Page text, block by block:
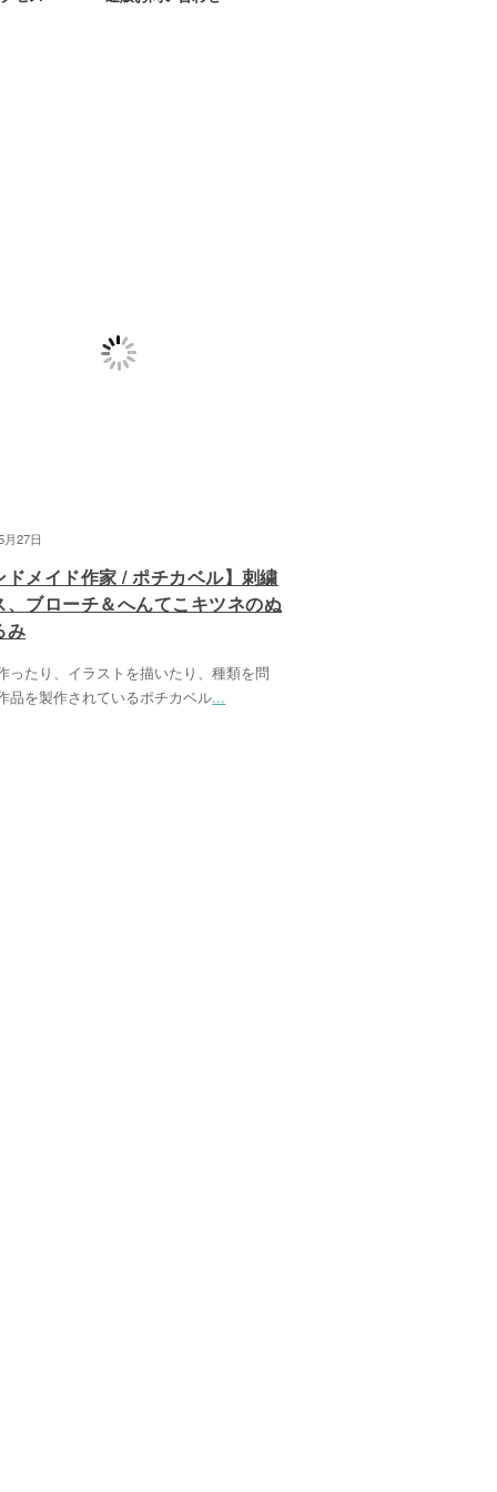
月27日
ドメイド作家 / ポチカベル】刺繍
、ブローチ＆へんてこキツネのぬ
み
ったり、イラストを描いたり、種類を問
品を製作されているポチカベル...